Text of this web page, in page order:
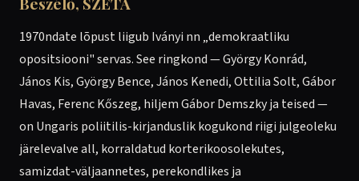
1970ndate lõpust liigub Iványi nn „demokraatliku
opositsiooni" servas. See ringkond — György Konrád,
János Kis, György Bence, János Kenedi, Ottilia Solt, Gábor
Havas, Ferenc Kőszeg, hiljem Gábor Demszky ja teised —
on Ungaris poliitilis-kirjanduslik kogukond riigi julgeoleku
järelevalve all, korraldatud korterikoosolekutes,
samizdat-väljaannetes, perekondlikes ja